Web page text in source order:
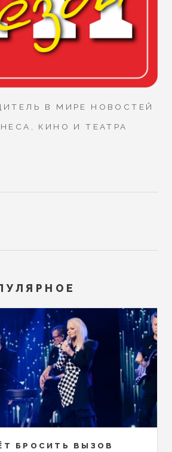
В МИРЕ НОВОСТЕЙ
КИНО И ТЕАТРА
БРОСИТЬ ВЫЗОВ